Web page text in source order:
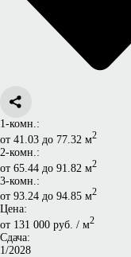
1-комн.:
от 41.03 до 77.32 м2
2-комн.:
от 65.44 до 91.82 м2
3-комн.:
от 93.24 до 94.85 м2
Цена:
от 131 000 руб. / м2
Сдача:
1/2028